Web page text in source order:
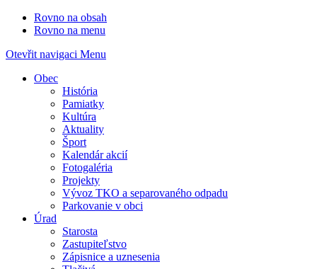
Rovno na obsah
Rovno na menu
Otevřit navigaci Menu
Obec
História
Pamiatky
Kultúra
Aktuality
Šport
Kalendár akcií
Fotogaléria
Projekty
Vývoz TKO a separovaného odpadu
Parkovanie v obci
Úrad
Starosta
Zastupiteľstvo
Zápisnice a uznesenia